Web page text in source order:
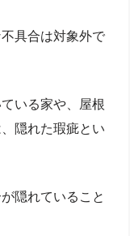
具合は対象外で
いる家や、屋根
隠れた瑕疵とい
隠れていること